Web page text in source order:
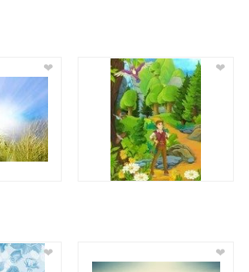
❤ ❤
❤ ❤